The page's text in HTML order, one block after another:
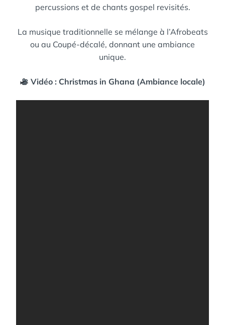
percussions et de chants gospel revisités.
La musique traditionnelle se mélange à l’Afrobeats
ou au Coupé-décalé, donnant une ambiance
unique.
Vidéo : Christmas in Ghana (Ambiance locale)